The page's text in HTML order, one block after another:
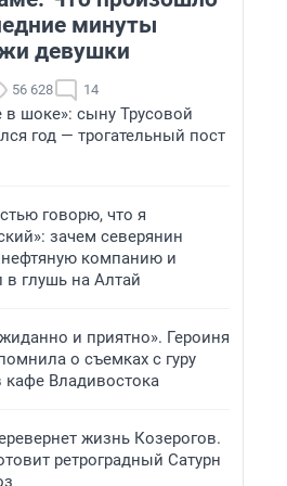
минуты
девушки
56 628 14
в шоке»: сыну Трусовой
год — трогательный пост
говорю, что я
зачем северянин
компанию и
в глушь на Алтай
и приятно». Героиня
о съемках с гуру
кафе Владивостока
жизнь Козерогов.
ретроградный Сатурн